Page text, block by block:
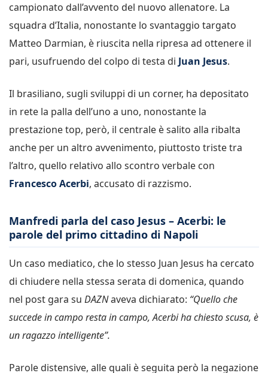
campionato dall’avvento del nuovo allenatore. La
squadra d’Italia, nonostante lo svantaggio targato
Matteo Darmian, è riuscita nella ripresa ad ottenere il
pari, usufruendo del colpo di testa di Juan Jesus.
Il brasiliano, sugli sviluppi di un corner, ha depositato
in rete la palla dell’uno a uno, nonostante la
prestazione top, però, il centrale è salito alla ribalta
anche per un altro avvenimento, piuttosto triste tra
l’altro, quello relativo allo scontro verbale con
Francesco Acerbi, accusato di razzismo.
Manfredi parla del caso Jesus – Acerbi: le
parole del primo cittadino di Napoli
Un caso mediatico, che lo stesso Juan Jesus ha cercato
di chiudere nella stessa serata di domenica, quando
nel post gara su DAZNaveva dichiarato: “Quello che
succede in campo resta in campo, Acerbi ha chiesto scusa, è
un ragazzo intelligente”.
Parole distensive, alle quali è seguita però la negazione